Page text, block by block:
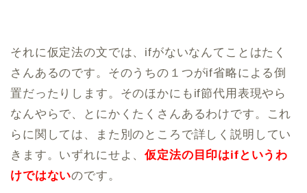
それに仮定法の文では、ifがないなんてことはたく
さんあるのです。そのうちの１つがif省略による倒
置だったりします。そのほかにもif節代用表現やら
なんやらで、とにかくたくさんあるわけです。これ
らに関しては、また別のところで詳しく説明してい
きます。いずれにせよ、仮定法の目印はifというわ
けではないのです。